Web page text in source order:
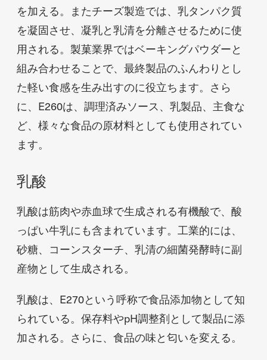
を加える。またチーズ製造では、乳タンパク質
を凝固させ、凝乳と乳清を分離させるために使
用される。製菓業界ではベーキングパウダーと
組み合わせることで、最終製品のふんわりとし
た軽い食感を生み出すのに役立ちます。さら
に、E260は、調理済みソース、乳製品、主食な
ど、様々な食品の原材料としても使用されてい
ます。
乳酸
乳酸は筋肉や赤血球で生成される有機酸で、酸
っぱい牛乳にも含まれています。工業的には、
砂糖、コーンスターチ、乳清の細菌発酵時に副
産物として生成される。
乳酸は、E270という呼称で食品添加物として知
られている。保存料やpH調整剤として製品に添
加される。さらに、食品の味と匂いを変える。